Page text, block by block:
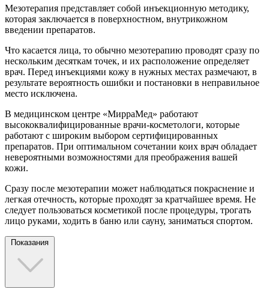
Мезотерапия представляет собой инъекционную методику,
которая заключается в поверхностном, внутрикожном
введении препаратов.
Что касается лица, то обычно мезотерапию проводят сразу по
нескольким десяткам точек, и их расположение определяет
врач. Перед инъекциями кожу в нужных местах размечают, в
результате вероятность ошибки и постановки в неправильное
место исключена.
В медицинском центре «МирраМед» работают
высококвалифицированные врачи-косметологи, которые
работают с широким выбором сертифицированных
препаратов. При оптимальном сочетании коих врач обладает
невероятными возможностями для преображения вашей
кожи.
Сразу после мезотерапии может наблюдаться покраснение и
легкая отечность, которые проходят за кратчайшее время. Не
следует пользоваться косметикой после процедуры, трогать
лицо руками, ходить в баню или сауну, заниматься спортом.
Показания